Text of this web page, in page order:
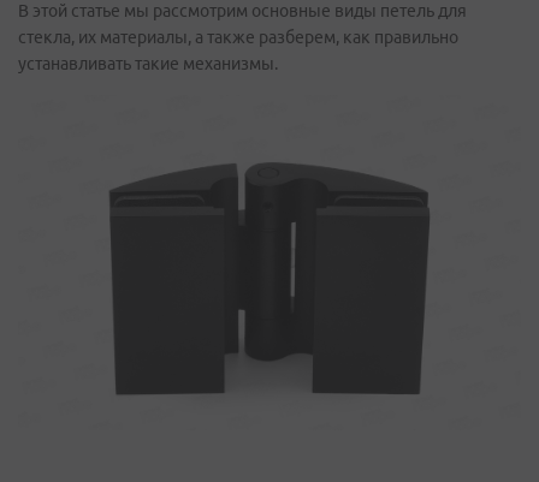
В этой статье мы рассмотрим основные виды петель для
стекла, их материалы, а также разберем, как правильно
устанавливать такие механизмы.